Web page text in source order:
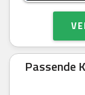
Passende